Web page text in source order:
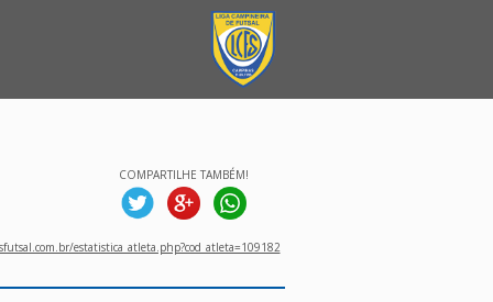
COMPARTILHE TAMBÉM!
estatistica_atleta.php?cod_atleta=109182